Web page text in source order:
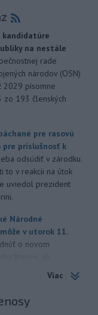
kandidatúre
na nestále
rade
národov (OSN)
2029 písomne
193 členských
pre rasovú
príslušnosť k
odsúdiť v zárodku.
to v reakcii na útok
uviedol prezident
Národné
v utorok 11.
o novom
lehoty.
vo štvrtok
Viac